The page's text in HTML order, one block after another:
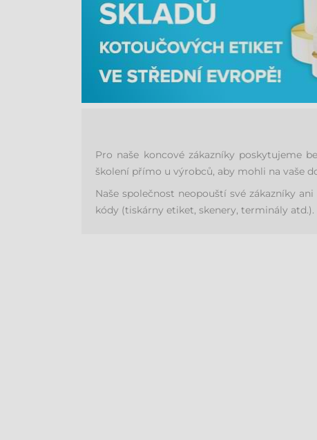
Pro naše koncové zákazníky poskytujeme
školení přímo u výrobců, aby mohli na vaše
Naše společnost neopouští své zákazníky
kódy (tiskárny etiket, skenery, terminály atd.).